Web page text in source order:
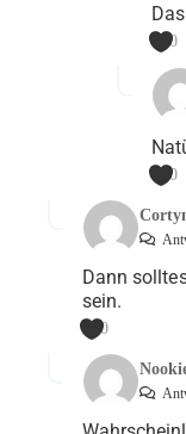
0
0
Dann
sein.
0